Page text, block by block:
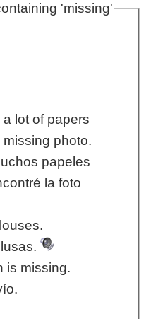
'missing'
lot of papers
photo.
papeles
la foto
is missing.